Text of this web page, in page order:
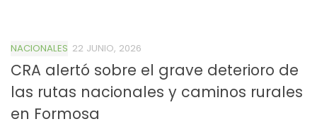
NACIONALES 22 JUNIO, 2026
CRA alertó sobre el grave deterioro de
las rutas nacionales y caminos rurales
en Formosa